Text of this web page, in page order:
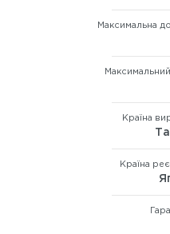
Максимальна
Країна
Країна